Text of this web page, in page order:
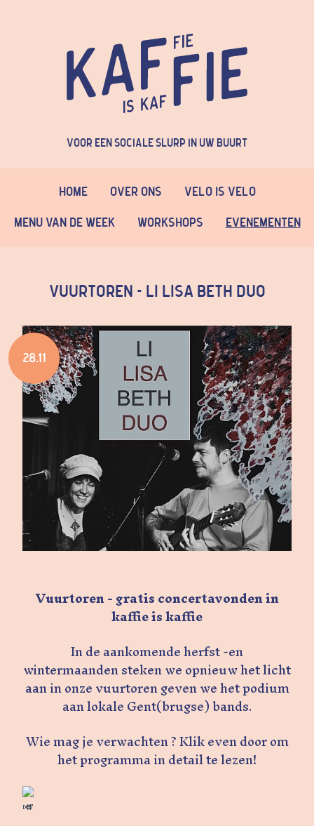
Voor een sociale slurp in uw buurt
Home Over Ons Velo is Velo
Menu van de week Workshops Evenementen
Vuurtoren - LI LISA BETH duo
28.11
Vuurtoren - gratis concertavonden in
kaffie is kaffie
In de aankomende herfst -en
wintermaanden steken we opnieuw het licht
aan in onze vuurtoren geven we het podium
aan lokale Gent(brugse) bands.
Wie mag je verwachten ? Klik even door om
het programma in detail te lezen!